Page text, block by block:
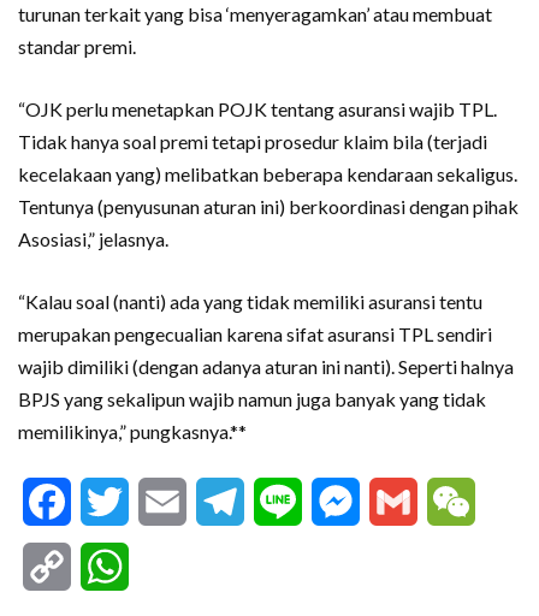
turunan terkait yang bisa ‘menyeragamkan’ atau membuat
standar premi.
“OJK perlu menetapkan POJK tentang asuransi wajib TPL.
Tidak hanya soal premi tetapi prosedur klaim bila (terjadi
kecelakaan yang) melibatkan beberapa kendaraan sekaligus.
Tentunya (penyusunan aturan ini) berkoordinasi dengan pihak
Asosiasi,” jelasnya.
“Kalau soal (nanti) ada yang tidak memiliki asuransi tentu
merupakan pengecualian karena sifat asuransi TPL sendiri
wajib dimiliki (dengan adanya aturan ini nanti). Seperti halnya
BPJS yang sekalipun wajib namun juga banyak yang tidak
memilikinya,” pungkasnya.**
FacebookTwitter Email Telegram
Line Messenger
Gmail
Copy